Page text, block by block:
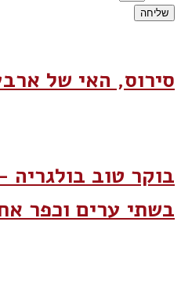
שליחה
סירוס, האי של
בוקר טוב
בשתי ערים וכפר